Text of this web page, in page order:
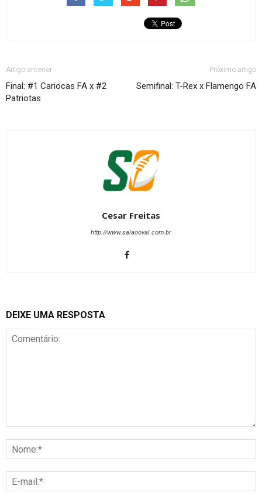
Artigo anterior
Final: #1 Cariocas FA x #2
Patriotas
Próximo artigo
Semifinal: T-Rex x Flamengo FA
Cesar Freitas
http://www.salaooval.com.br
DEIXE UMA RESPOSTA